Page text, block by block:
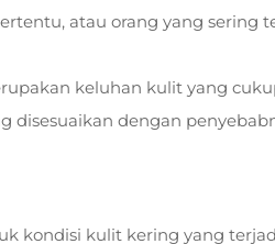
atau orang yang sering
keluhan kulit yang
disesuaikan dengan
kondisi kulit kering yang